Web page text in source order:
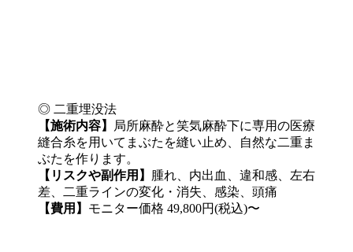
◎ 二重埋没法
【施術内容】
局所麻酔と笑気麻酔下に専用の医療
縫合糸を用いてまぶたを縫い止め、自然な二重ま
ぶたを作ります。
【リスクや副作用】 腫れ、内出血、違和感、左右
差、二重ラインの変化・消失、感染、頭痛
【費用】 モニター価格 49,800円(税込)〜